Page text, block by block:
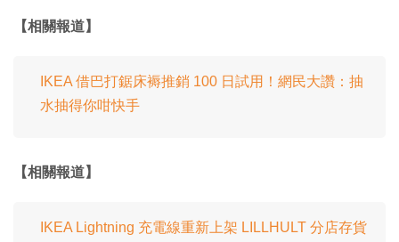
【相關報道】
IKEA 借巴打鋸床褥推銷 100 日試用！網民大讚：抽
水抽得你咁快手
【相關報道】
IKEA Lightning 充電線重新上架 LILLHULT 分店存貨